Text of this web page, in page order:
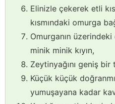
Elinizle çekerek etli
kısmındaki omurga
Omurganın
minik minik kıyın,
Zeytinyağını geniş bir
Küçük küçük
yumuşayana kadar